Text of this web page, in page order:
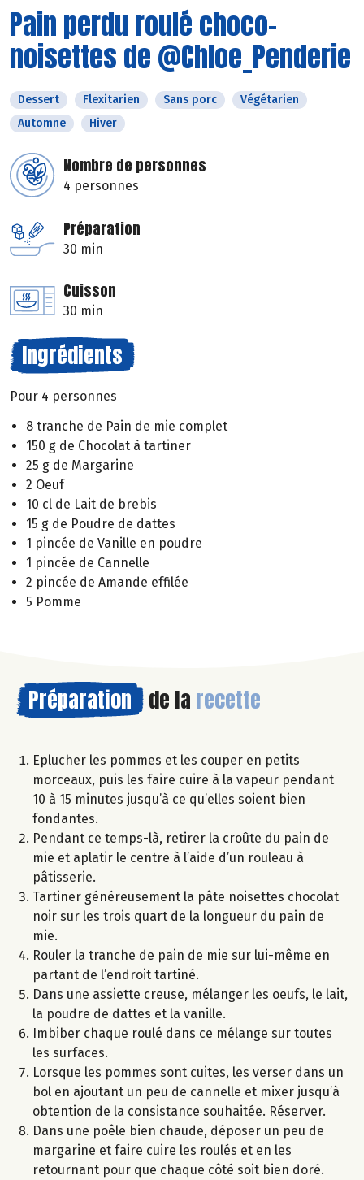
Pain perdu roulé choco-
noisettes de @Chloe_Penderie
Dessert Flexitarien Sans porc
Végétarien
Automne
Hiver
Nombre de personnes
4 personnes
Préparation
30 min
Cuisson
30 min
Ingrédients
Pour 4 personnes
8 tranche de Pain de mie complet
150 g de Chocolat à tartiner
25 g de Margarine
2 Oeuf
10 cl de Lait de brebis
15 g de Poudre de dattes
1 pincée de Vanille en poudre
1 pincée de Cannelle
2 pincée de Amande effilée
5 Pomme
Préparation de la recette
Eplucher les pommes et les couper en petits
morceaux, puis les faire cuire à la vapeur pendant
10 à 15 minutes jusqu’à ce qu’elles soient bien
fondantes.
Pendant ce temps-là, retirer la croûte du pain de
mie et aplatir le centre à l’aide d’un rouleau à
pâtisserie.
Tartiner généreusement la pâte noisettes chocolat
noir sur les trois quart de la longueur du pain de
mie.
Rouler la tranche de pain de mie sur lui-même en
partant de l’endroit tartiné.
Dans une assiette creuse, mélanger les oeufs, le lait,
la poudre de dattes et la vanille.
Imbiber chaque roulé dans ce mélange sur toutes
les surfaces.
Lorsque les pommes sont cuites, les verser dans un
bol en ajoutant un peu de cannelle et mixer jusqu’à
obtention de la consistance souhaitée. Réserver.
Dans une poêle bien chaude, déposer un peu de
margarine et faire cuire les roulés et en les
retournant pour que chaque côté soit bien doré.